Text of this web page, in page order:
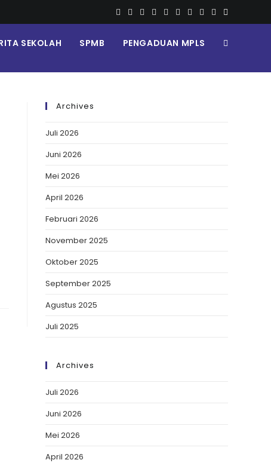
SEKOLAH SPMB PENGADUAN MPLS
Archives
Juli 2026
Juni 2026
Mei 2026
April 2026
Februari 2026
November 2025
Oktober 2025
September 2025
Agustus 2025
Juli 2025
Archives
Juli 2026
Juni 2026
Mei 2026
April 2026